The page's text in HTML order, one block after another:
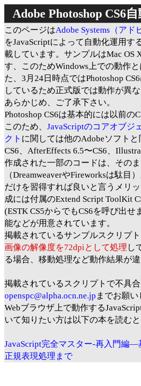
Adobe Photoshop CS6
このページはAdobe Systems（アド
をJavaScriptによって自動化運用
載しています。サンプルはMac OS
す、このためWindows上での動作
た、3月24日時点ではPhotoshop
しているため正式版では動作が異
あらかじめ、ご了承下さい。
Photoshop CS6は基本的には以前
このため、 JavaScriptのコアオブジ
クト に関しては他のAdobeソフト
CS6、AfterEffects 6.5〜CS6、
作成された一部のコードは、その
（DreamweaverやFireworksは駄目
だけを習得すれば良いと言うメリ
成には付属のExtend Script ToolKit
(ESTK CS5からでもCS6を呼び出
能などが用意されています。
掲載されているサンプルスクリプ
画像の解像度を72dpiとして処理 し
る場合、移動処理など動作結果が
掲載されているスクリプトで不具
openspc@alpha.ocn.ne.jp までお願い
Webブラウザ上で動作する
いて知りたい方は以下の本を読むと
JavaScript完全マスター-再入門編
正規表現処理まで